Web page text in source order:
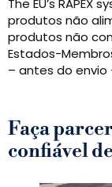
The EU’s
produtos não
produtos não
Estados-
– antes do
Faça
confiável